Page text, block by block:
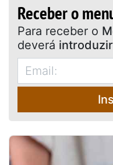
Receber o
Para receber o
deverá